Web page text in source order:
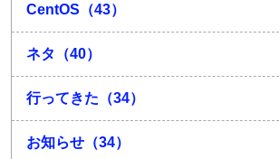
CentOS（43）
ネタ（40）
行ってきた（34）
お知らせ（34）